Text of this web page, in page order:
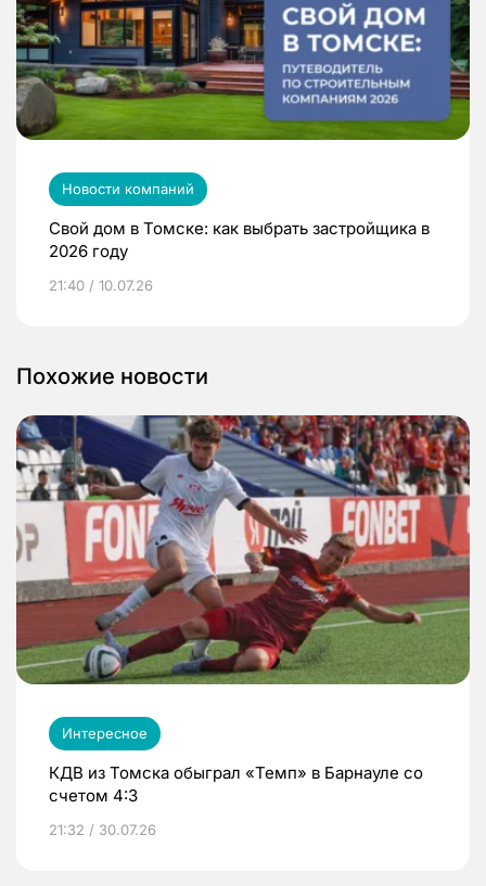
Новости компаний
Свой дом в Томске: как выбрать застройщика в
2026 году
21:40 / 10.07.26
Похожие новости
Интересное
КДВ из Томска обыграл «Темп» в Барнауле со
счетом 4:3
21:32 / 30.07.26